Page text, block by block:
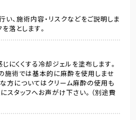
い、施術内容・リスクなどをご説明しま
落とします。
にくくする冷却ジェルを塗布します。
施術では基本的に麻酔を使用しませ
方についてはクリーム麻酔の使用も
スタッフへお声がけ下さい。（別途費